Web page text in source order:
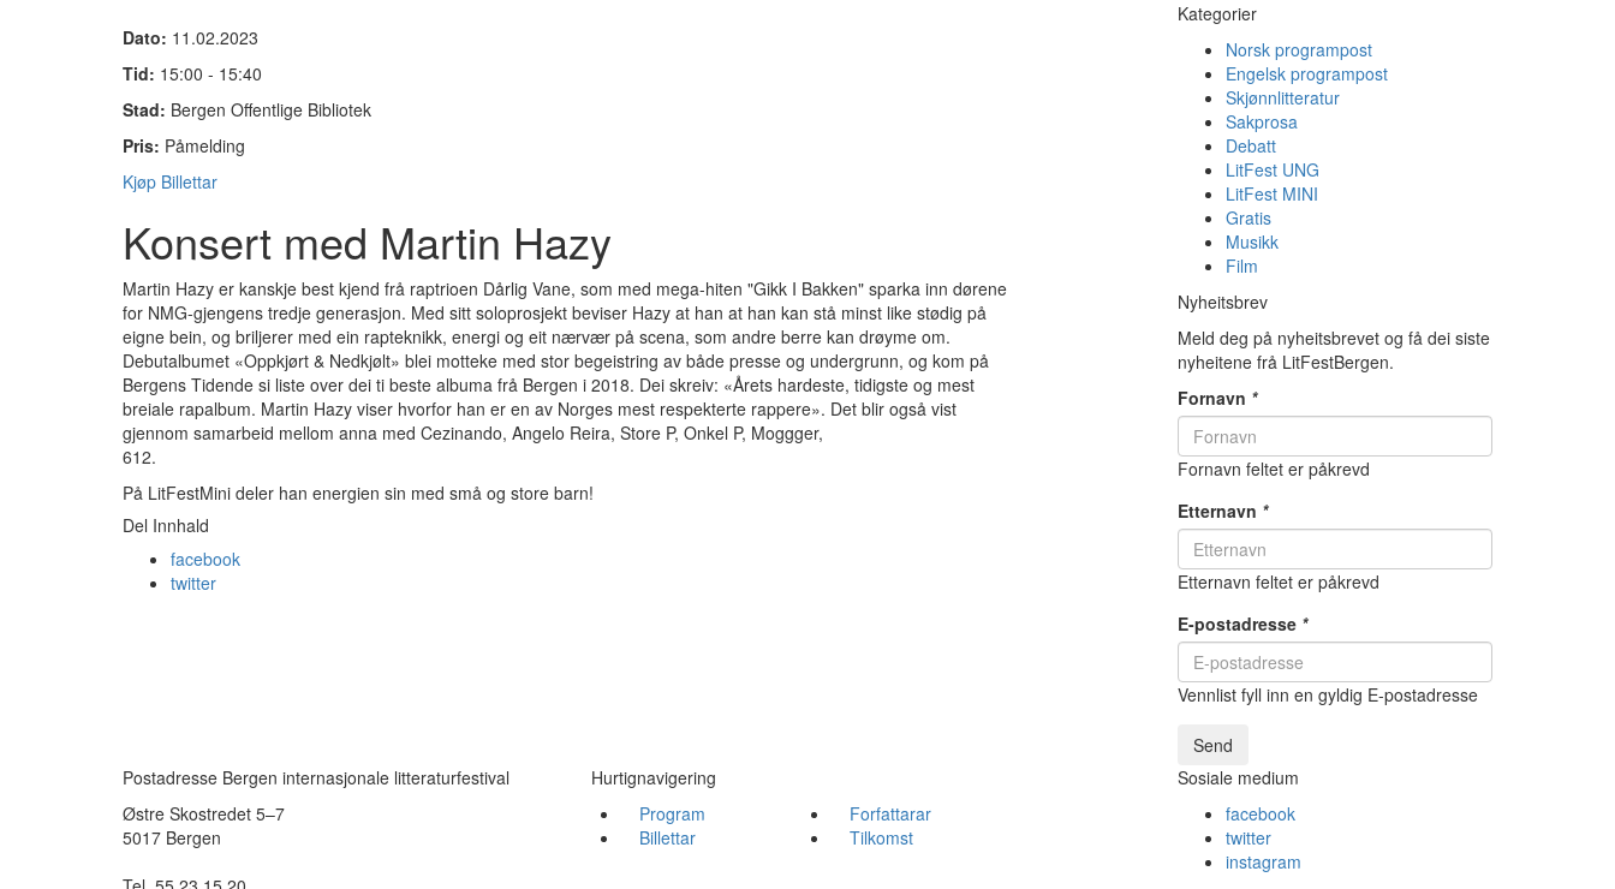
Dato: 11.02.2023
Tid: 15:00 - 15:40
Stad: Bergen Offentlige Bibliotek
Pris: Påmelding
Kjøp Billettar
Konsert med Martin Hazy
Martin Hazy er kanskje best kjend frå raptrioen Dårlig Vane, som med mega-hiten "Gikk I Bakken" sparka inn dørene
for NMG-gjengens tredje generasjon. Med sitt soloprosjekt beviser Hazy at han at han kan stå minst like stødig på
eigne bein, og briljerer med ein rapteknikk, energi og eit nærvær på scena, som andre berre kan drøyme om.
Debutalbumet «Oppkjørt & Nedkjølt» blei motteke med stor begeistring av både presse og undergrunn, og kom på
Bergens Tidende si liste over dei ti beste albuma frå Bergen i 2018. Dei skreiv: «Årets hardeste, tidigste og mest
breiale rapalbum. Martin Hazy viser hvorfor han er en av Norges mest respekterte rappere». Det blir også vist
gjennom samarbeid mellom anna med Cezinando, Angelo Reira, Store P, Onkel P, Moggger,
612.
På LitFestMini deler han energien sin med små og store barn!
Del Innhald
facebook
twitter
Kategorier
Norsk programpost
Engelsk programpost
Skjønnlitteratur
Sakprosa
Debatt
LitFest UNG
LitFest MINI
Gratis
Musikk
Film
Nyheitsbrev
Meld deg på nyheitsbrevet og få dei siste
nyheitene frå LitFestBergen.
Fornavn *
Fornavn feltet er påkrevd
Etternavn *
Etternavn feltet er påkrevd
E-postadresse *
Vennlist fyll inn en gyldig E-postadresse
Send
Postadresse Bergen internasjonale litteraturfestival
Østre Skostredet 5–7
5017 Bergen
Hurtignavigering
Program
Forfattarar
Billettar
Tilkomst
Sosiale medium
facebook
twitter
instagram